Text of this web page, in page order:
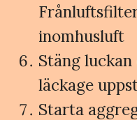
inomhusluft
Stäng
läckage
Starta